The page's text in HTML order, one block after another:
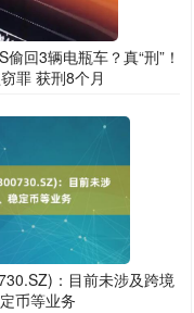
回3辆电瓶车？真“刑”！
罪 获刑8个月
：目前未涉及跨境
币等业务